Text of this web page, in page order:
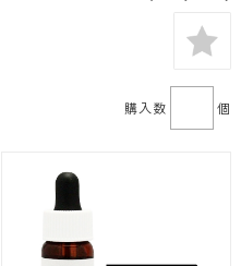
購入数 個